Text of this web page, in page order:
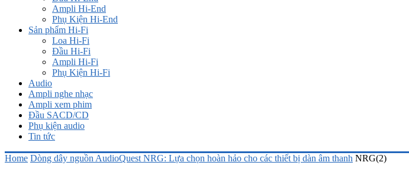
Ampli Hi-End
Phụ Kiện Hi-End
Sản phẩm Hi-Fi
Loa Hi-Fi
Đầu Hi-Fi
Ampli Hi-Fi
Phụ Kiện Hi-Fi
Audio
Ampli nghe nhạc
Ampli xem phim
Đầu SACD/CD
Phụ kiện audio
Tin tức
Home Dòng dây nguồn AudioQuest NRG: Lựa chọn hoàn hảo cho các thiết bị dàn âm thanh NRG(2)